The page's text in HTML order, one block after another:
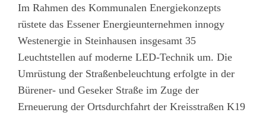
Im Rahmen des Kommunalen Energiekonzepts
rüstete das Essener Energieunternehmen innogy
Westenergie in Steinhausen insgesamt 35
Leuchtstellen auf moderne LED-Technik um. Die
Umrüstung der Straßenbeleuchtung erfolgte in der
Bürener- und Geseker Straße im Zuge der
Erneuerung der Ortsdurchfahrt der Kreisstraßen K19